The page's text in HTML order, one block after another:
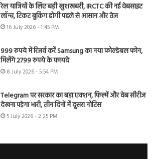
रेल यात्रियों के लिए बड़ी खुशखबरी, IRCTC की नई वेबसाइट
लॉन्च, टिकट बुकिंग होगी पहले से आसान और तेज
16 July 2026 - 1:45 PM
999 रुपये में रिजर्व करें Samsung का नया फोल्डेबल फोन,
मिलेंगे 2799 रुपये के फायदे
8 July 2026 - 5:54 PM
Telegram पर सरकार का बड़ा एक्शन, फिल्में और वेब सीरीज
देखना पड़ेगा भारी, तीन दिनों में दूसरा नोटिस
5 July 2026 - 2:25 PM